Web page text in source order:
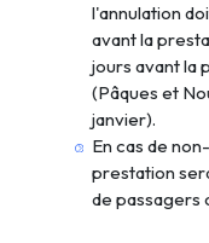
l'annulation
avant la
jours avant la
(Pâques et
janvier).
En cas de
prestation
de passagers